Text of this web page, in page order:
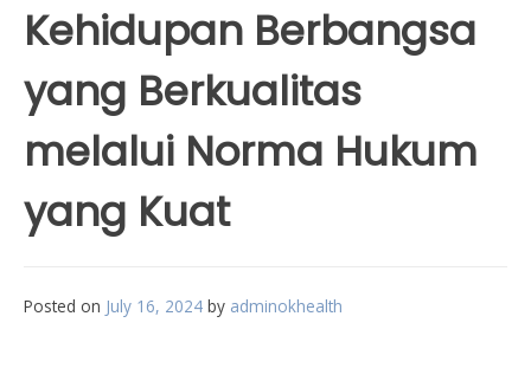
Kehidupan Berbangsa
yang Berkualitas
melalui Norma Hukum
yang Kuat
Posted on July 16, 2024 by adminokhealth